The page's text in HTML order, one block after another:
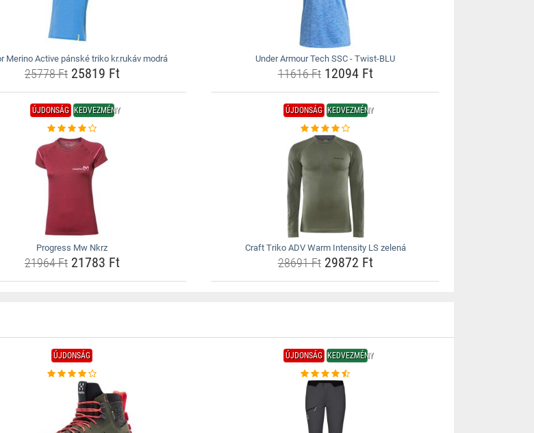
Merino Active pánské triko kr.rukáv modrá
25778 Ft25819 Ft
Under Armour Tech SSC - Twist-BLU
11616 Ft12094 Ft
ÚJDONSÁG KEDVEZMÉNY
Progress Mw Nkrz
21964 Ft21783 Ft
ÚJDONSÁG KEDVEZMÉNY
Craft Triko ADV Warm Intensity LS zelená
28691 Ft29872 Ft
ÚJDONSÁG ÚJDONSÁG KEDVEZMÉNY